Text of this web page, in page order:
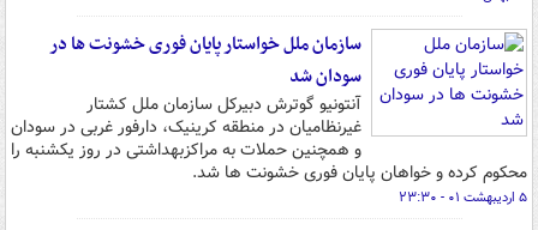
سازمان ملل خواستار پایان فوری خشونت ها در
سودان شد
آنتونیو گوترش دبیرکل سازمان ملل کشتار
غیرنظامیان در منطقه کرینیک، دارفور غربی در سودان
و همچنین حملات به مراکزبهداشتی در روز یکشنبه را
محکوم کرده و خواهان پایان فوری خشونت ها شد.
۵ اردیبهشت ۰۱ - ۲۳:۳۰